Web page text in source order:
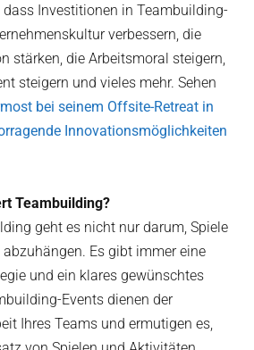
dass Investitionen in Teambuilding-
verbessern, die
stärken, die Arbeitsmoral steigern,
steigern und vieles mehr. Sehen
bei seinem Offsite-Retreat in
Innovationsmöglichkeiten
Teambuilding?
geht es nicht nur darum, Spiele
Es gibt immer eine
und ein klares gewünschtes
Events dienen der
Ihres Teams und ermutigen es,